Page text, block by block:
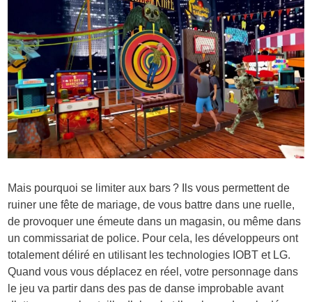
Mais pourquoi se limiter aux bars ? Ils vous permettent de
ruiner une fête de mariage, de vous battre dans une ruelle,
de provoquer une émeute dans un magasin, ou même dans
un commissariat de police. Pour cela, les développeurs ont
totalement déliré en utilisant les technologies IOBT et LG.
Quand vous vous déplacez en réel, votre personnage dans
le jeu va partir dans des pas de danse improbable avant